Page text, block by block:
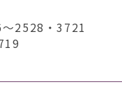
2528・3721